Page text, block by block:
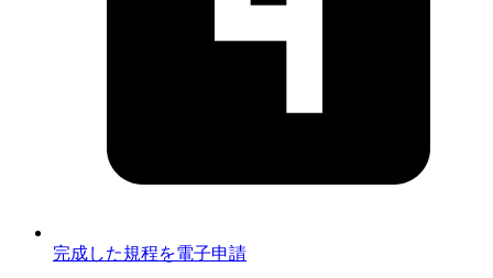
完成した規程を電子申請